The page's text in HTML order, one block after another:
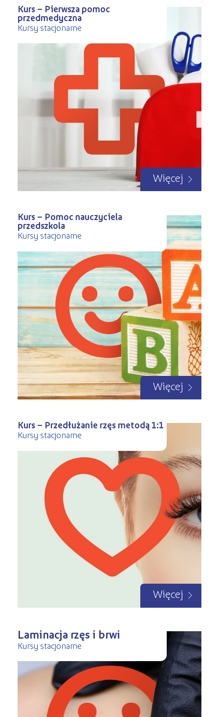
Kurs – Pierwsza pomoc
przedmedyczna
Kursy stacjonarne
Więcej
Kurs – Pomoc nauczyciela
przedszkola
Kursy stacjonarne
Więcej
Kurs – Przedłużanie rzęs metodą 1:1
Kursy stacjonarne
Więcej
Laminacja rzęs i brwi
Kursy stacjonarne